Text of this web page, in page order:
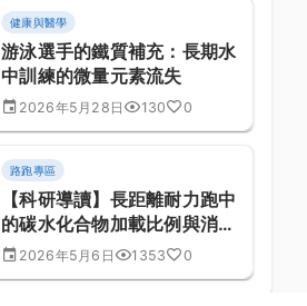
健康與醫學
游泳選手的鐵質補充：長期水
中訓練的微量元素流失
2026年5月28日 130 0
路跑專區
【科研導讀】長距離耐力跑中
的碳水化合物加載比例與消化
道耐受性的最新報告：國際科
2026年5月6日 1353 0